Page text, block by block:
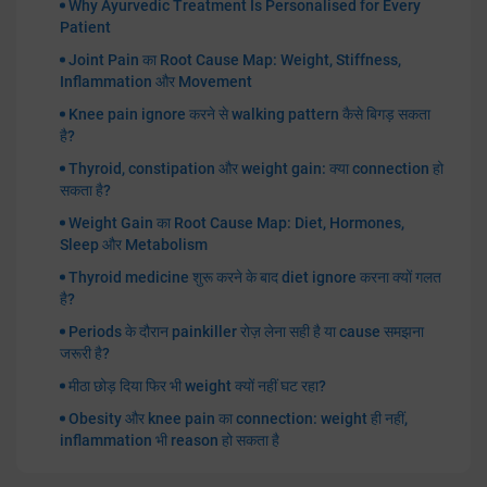
Why Ayurvedic Treatment Is Personalised for Every
Patient
Joint Pain का Root Cause Map: Weight, Stiffness,
Inflammation और Movement
Knee pain ignore करने से walking pattern कैसे बिगड़ सकता
है?
Thyroid, constipation और weight gain: क्या connection हो
सकता है?
Weight Gain का Root Cause Map: Diet, Hormones,
Sleep और Metabolism
Thyroid medicine शुरू करने के बाद diet ignore करना क्यों गलत
है?
Periods के दौरान painkiller रोज़ लेना सही है या cause समझना
जरूरी है?
मीठा छोड़ दिया फिर भी weight क्यों नहीं घट रहा?
Obesity और knee pain का connection: weight ही नहीं,
inflammation भी reason हो सकता है